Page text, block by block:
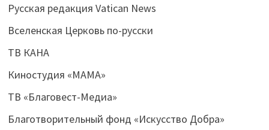
Русская редакция Vatican News
Вселенская Церковь по-русски
ТВ КАНА
Киностудия «МАМА»
ТВ «Благовест-Медиа»
Благотворительный фонд «Искусство Добра»